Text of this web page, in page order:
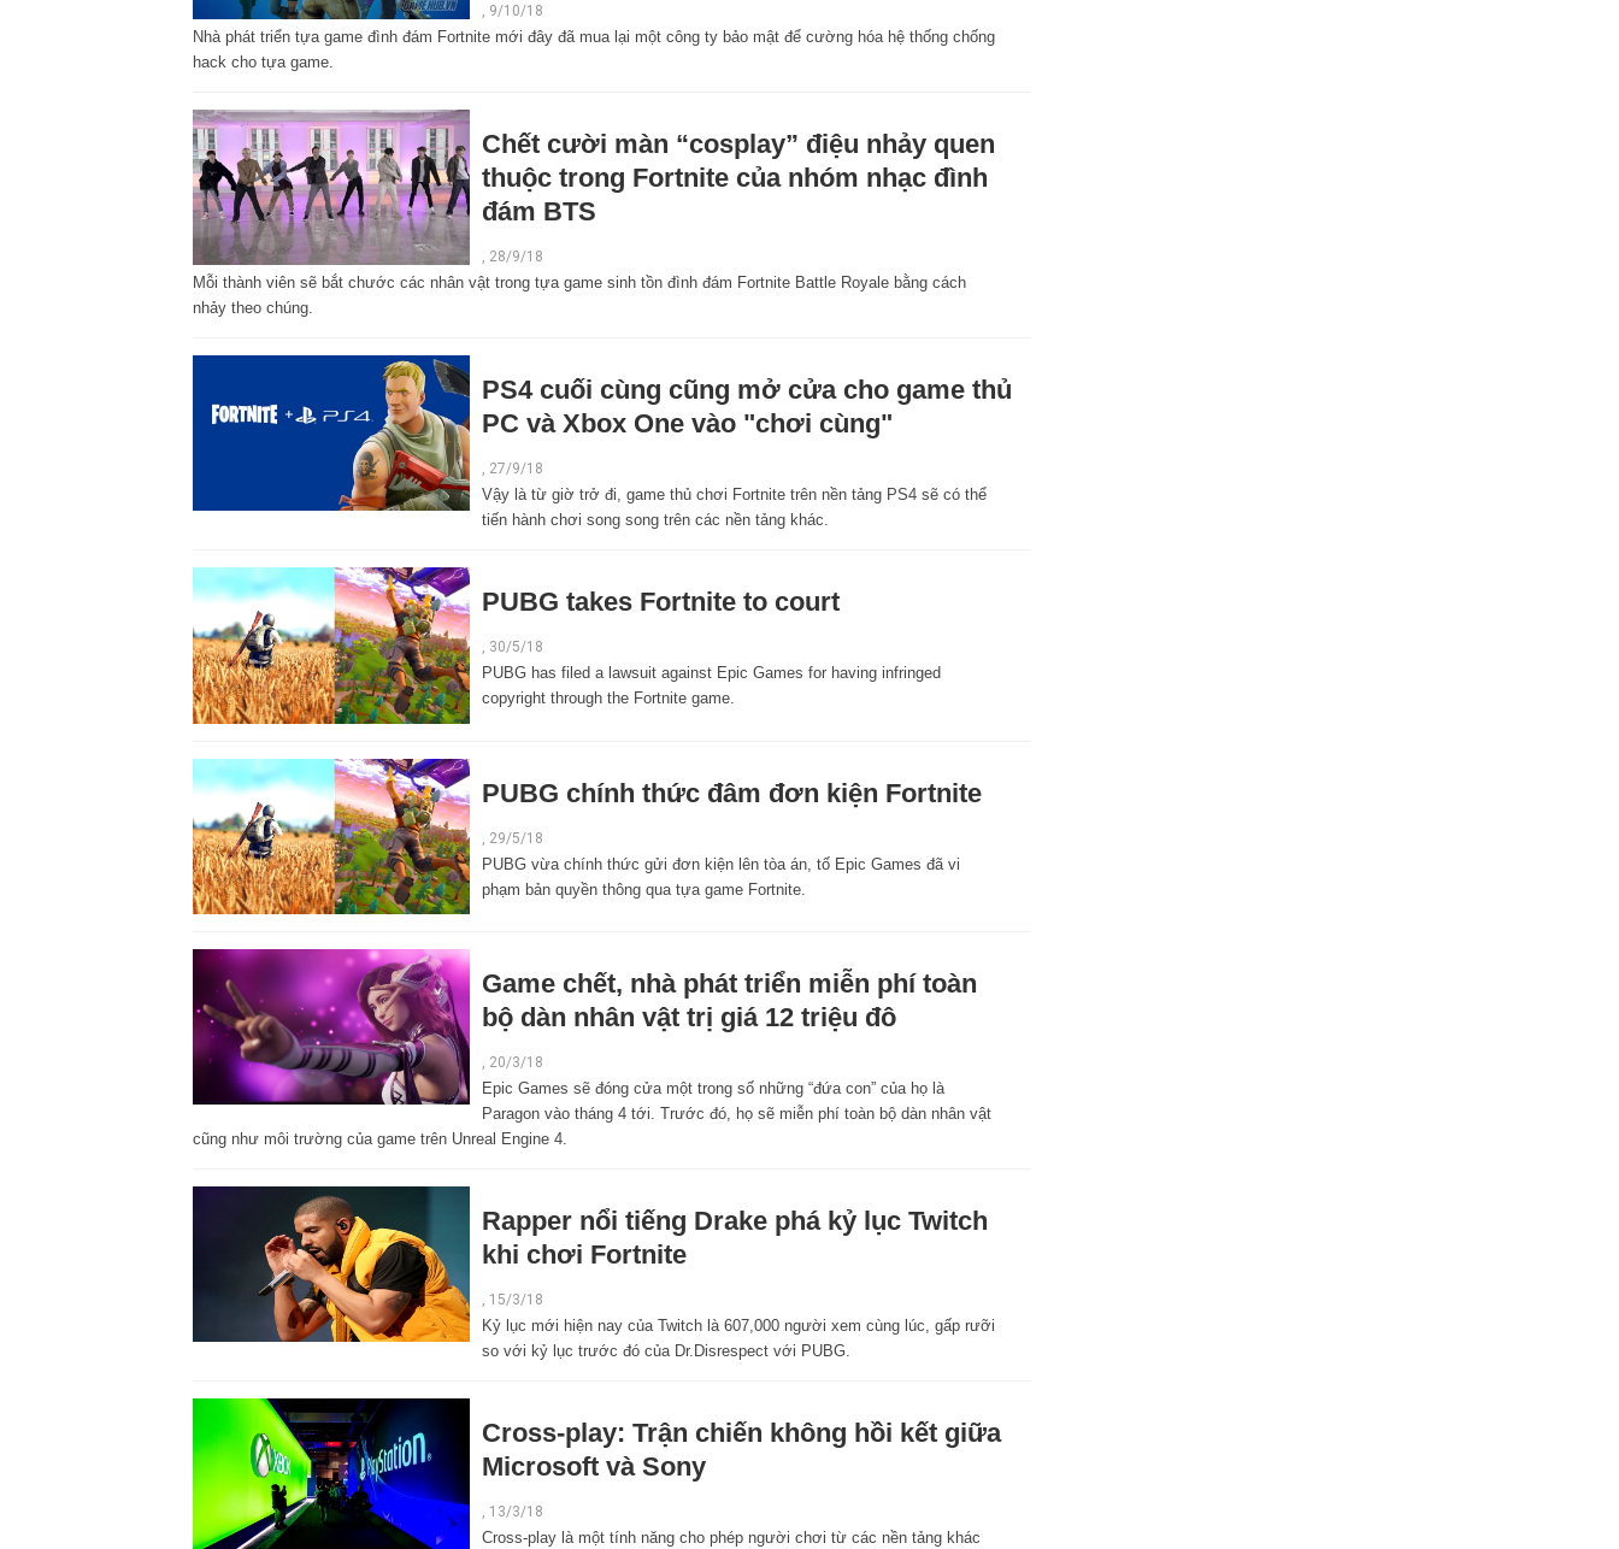
, 9/10/18
Nhà phát triển tựa game đình đám Fortnite mới đây đã mua lại một công ty bảo mật để cường hóa hệ thống chống
hack cho tựa game.
Chết cười màn “cosplay” điệu nhảy quen
thuộc trong Fortnite của nhóm nhạc đình
đám BTS
, 28/9/18
Mỗi thành viên sẽ bắt chước các nhân vật trong tựa game sinh tồn đình đám Fortnite Battle Royale bằng cách
nhảy theo chúng.
PS4 cuối cùng cũng mở cửa cho game thủ
PC và Xbox One vào "chơi cùng"
, 27/9/18
Vậy là từ giờ trở đi, game thủ chơi Fortnite trên nền tảng PS4 sẽ có thể
tiến hành chơi song song trên các nền tảng khác.
PUBG takes Fortnite to court
, 30/5/18
PUBG has filed a lawsuit against Epic Games for having infringed
copyright through the Fortnite game.
PUBG chính thức đâm đơn kiện Fortnite
29/5/18
PUBG vừa chính thức gửi đơn kiện lên tòa án, tố Epic Games đã vi
phạm bản quyền thông qua tựa game Fortnite.
Game chết, nhà phát triển miễn phí toàn
bộ dàn nhân vật trị giá 12 triệu đô
, 20/3/18
Epic Games sẽ đóng cửa một trong số những “đứa con” của họ là
Paragon vào tháng 4 tới. Trước đó, họ sẽ miễn phí toàn bộ dàn nhân vật
cũng như môi trường của game trên Unreal Engine 4.
Rapper nổi tiếng Drake phá kỷ lục Twitch
khi chơi Fortnite
, 15/3/18
Kỷ lục mới hiện nay của Twitch là 607,000 người xem cùng lúc, gấp rưỡi
so với kỷ lục trước đó của Dr.Disrespect với PUBG.
Cross-play: Trận chiến không hồi kết giữa
Microsoft và Sony
, 13/3/18
Cross-play là một tính năng cho phép người chơi từ các nền tảng khác